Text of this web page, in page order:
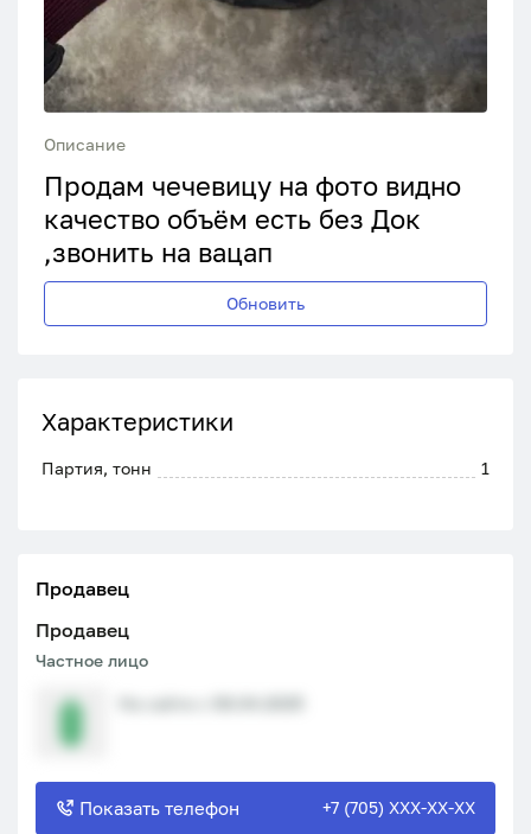
Описание
Продам чечевицу на фото видно
качество объём есть без Док
,звонить на вацап
Обновить
Характеристики
Партия, тонн 1
Продавец
Продавец
Частное лицо
Показать телефон +7 (705) XXX-XX-XX